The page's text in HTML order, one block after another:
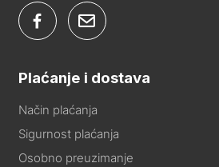
Plaćanje i dostava
Način plaćanja
Sigurnost plaćanja
Osobno preuzimanje